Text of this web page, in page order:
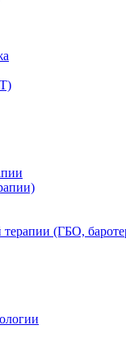
терапии (ГБО,